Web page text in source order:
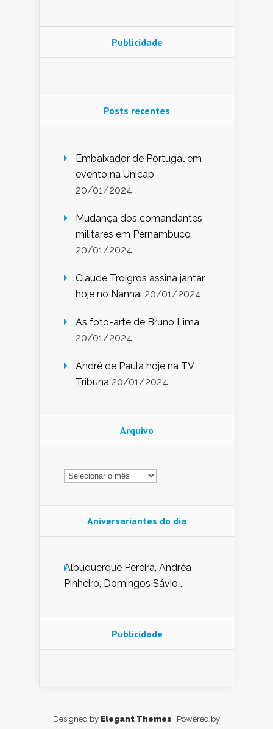
Publicidade
Posts recentes
Embaixador de Portugal em
evento na Unicap
20/01/2024
Mudança dos comandantes
militares em Pernambuco
20/01/2024
Claude Troigros assina jantar
hoje no Nannai 20/01/2024
As foto-arte de Bruno Lima
20/01/2024
André de Paula hoje na TV
Tribuna 20/01/2024
Arquivo
Arquivo
Aniversariantes do dia
Albuquerque Pereira, Andréa
Pinheiro, Domingos Sávio
Nunes de Sena, Fátima Peixoto,
Glória Pereira, Kátia Mesel,
Publicidade
Designed by Elegant Themes | Powered by